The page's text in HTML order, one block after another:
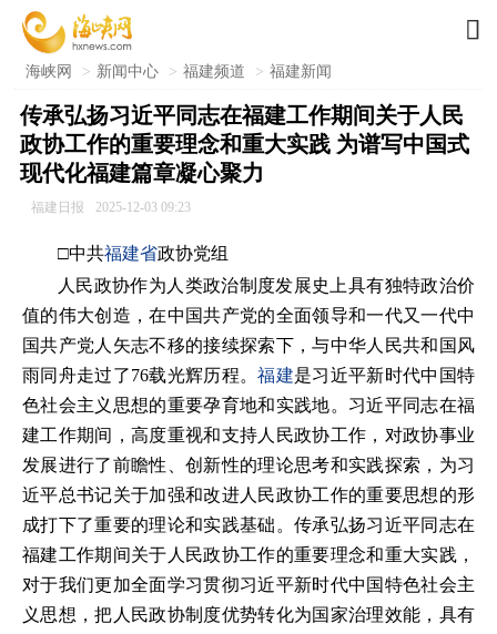

海峡网 > 新闻中心 > 福建频道 > 福建新闻
传承弘扬习近平同志在福建工作期间关于人民
政协工作的重要理念和重大实践 为谱写中国式
现代化福建篇章凝心聚力
福建日报 2025-12-03 09:23
□中共福建省政协党组
人民政协作为人类政治制度发展史上具有独特政治价
值的伟大创造，在中国共产党的全面领导和一代又一代中
国共产党人矢志不移的接续探索下，与中华人民共和国风
雨同舟走过了76载光辉历程。福建是习近平新时代中国特
色社会主义思想的重要孕育地和实践地。习近平同志在福
建工作期间，高度重视和支持人民政协工作，对政协事业
发展进行了前瞻性、创新性的理论思考和实践探索，为习
近平总书记关于加强和改进人民政协工作的重要思想的形
成打下了重要的理论和实践基础。传承弘扬习近平同志在
福建工作期间关于人民政协工作的重要理念和重大实践，
对于我们更加全面学习贯彻习近平新时代中国特色社会主
义思想，把人民政协制度优势转化为国家治理效能，具有